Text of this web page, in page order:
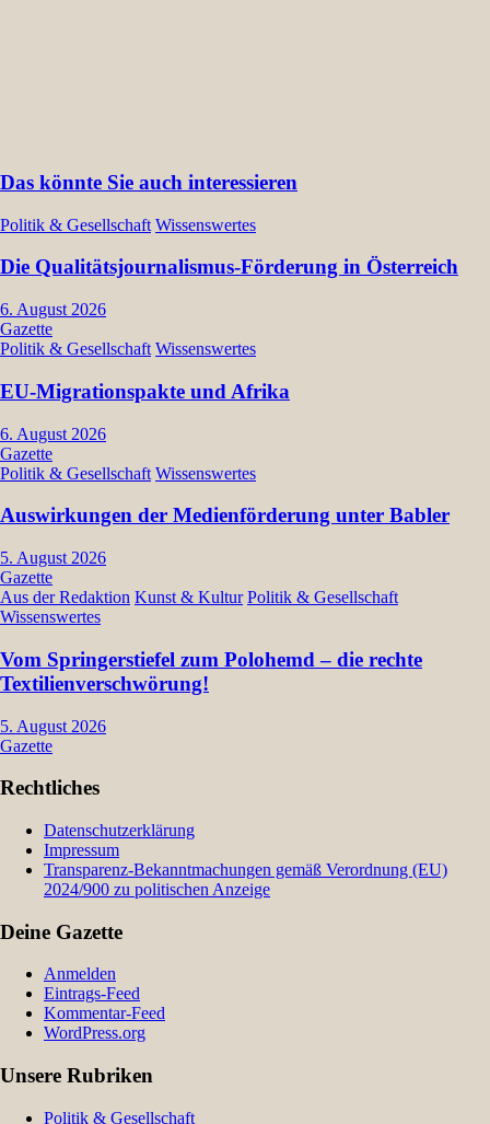
Das könnte Sie auch interessieren
Politik & Gesellschaft Wissenswertes
Die Qualitätsjournalismus-Förderung in Österreich
6. August 2026
Gazette
Politik & Gesellschaft Wissenswertes
EU-Migrationspakte und Afrika
6. August 2026
Gazette
Politik & Gesellschaft Wissenswertes
Auswirkungen der Medienförderung unter Babler
5. August 2026
Gazette
Aus der Redaktion Kunst & Kultur Politik & Gesellschaft
Wissenswertes
Vom Springerstiefel zum Polohemd – die rechte
Textilienverschwörung!
5. August 2026
Gazette
Rechtliches
Datenschutzerklärung
Impressum
Transparenz-Bekanntmachungen gemäß Verordnung (EU)
2024/900 zu politischen Anzeige
Deine Gazette
Anmelden
Eintrags-Feed
Kommentar-Feed
WordPress.org
Unsere Rubriken
Politik & Gesellschaft